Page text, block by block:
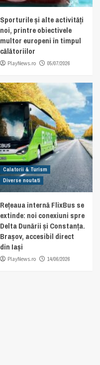
Sporturile și alte activități
noi, printre obiectivele
multor europeni în timpul
călătoriilor
PlayNews.ro 05/07/2026
Calatorii & Turism
Diverse noutati
Rețeaua internă FlixBus se
extinde: noi conexiuni spre
Delta Dunării și Constanța.
Brașov, accesibil direct
din Iași
PlayNews.ro 14/06/2026